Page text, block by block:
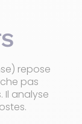
repose
pas
Il analyse